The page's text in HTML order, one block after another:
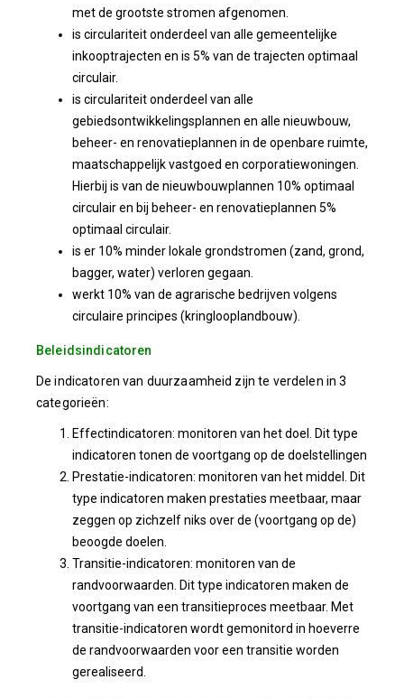
met de grootste stromen afgenomen.
is circulariteit onderdeel van alle gemeentelijke
inkooptrajecten en is 5% van de trajecten optimaal
circulair.
is circulariteit onderdeel van alle
gebiedsontwikkelingsplannen en alle nieuwbouw,
beheer- en renovatieplannen in de openbare ruimte,
maatschappelijk vastgoed en corporatiewoningen.
Hierbij is van de nieuwbouwplannen 10% optimaal
circulair en bij beheer- en renovatieplannen 5%
optimaal circulair.
is er 10% minder lokale grondstromen (zand, grond,
bagger, water) verloren gegaan.
werkt 10% van de agrarische bedrijven volgens
circulaire principes (kringlooplandbouw).
Beleidsindicatoren
De indicatoren van duurzaamheid zijn te verdelen in 3
categorieën:
Effectindicatoren: monitoren van het doel. Dit type
indicatoren tonen de voortgang op de doelstellingen
Prestatie-indicatoren: monitoren van het middel. Dit
type indicatoren maken prestaties meetbaar, maar
zeggen op zichzelf niks over de (voortgang op de)
beoogde doelen.
Transitie-indicatoren: monitoren van de
randvoorwaarden. Dit type indicatoren maken de
voortgang van een transitieproces meetbaar. Met
transitie-indicatoren wordt gemonitord in hoeverre
de randvoorwaarden voor een transitie worden
gerealiseerd.